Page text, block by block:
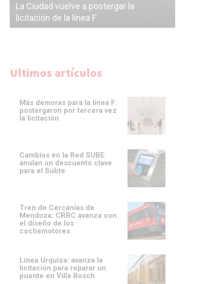
La Ciudad vuelve a postergar la
licitación de la línea F
Ultimos artículos
Más demoras para la línea F:
postergaron por tercera vez
la licitación
Cambios en la Red SUBE:
anulan un descuento clave
para el Subte
Tren de Cercanías de
Mendoza: CRRC avanza con
el diseño de los
cochemotores
Línea Urquiza: avanza la
licitación para reparar un
puente en Villa Bosch